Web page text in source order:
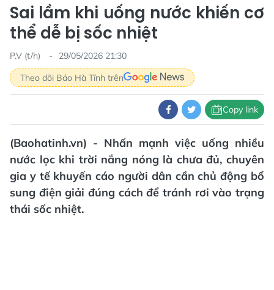
Sai lầm khi uống nước khiến cơ
thể dễ bị sốc nhiệt
P.V (t/h)
29/05/2026 21:30
Theo dõi Báo Hà Tĩnh trên
Copy link
(Baohatinh.vn) - Nhấn mạnh việc uống nhiều
nước lọc khi trời nắng nóng là chưa đủ, chuyên
gia y tế khuyến cáo người dân cần chủ động bổ
sung điện giải đúng cách để tránh rơi vào trạng
thái sốc nhiệt.